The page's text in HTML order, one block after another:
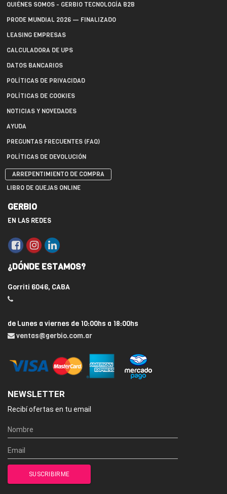
QUIÉNES SOMOS - GERBIO TECNOLOGÍA B2B
PRODE MUNDIAL 2026 — FINALIZADO
LEASING EMPRESAS
CALCULADORA DE UPS
DATOS BANCARIOS
POLÍTICAS DE PRIVACIDAD
POLÍTICAS DE COOKIES
NOTICIAS Y NOVEDADES
AYUDA
PREGUNTAS FRECUENTES (FAQ)
POLÍTICAS DE DEVOLUCIÓN
ARREPENTIMIENTO DE COMPRA
LIBRO DE QUEJAS ONLINE
GERBIO
EN LAS REDES
¿DÓNDE ESTAMOS?
Gorriti 6046, CABA
de Lunes a viernes de 10:00hs a 18:00hs
ventas@gerbio.com.ar
NEWSLETTER
Recibí ofertas en tu email